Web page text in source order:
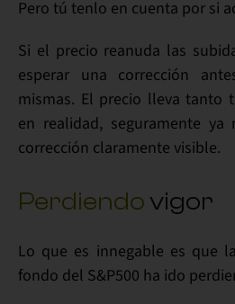
Pero tú tenlo en cuenta por si
Si el precio reanuda las
esperar una corrección
mismas. El precio lleva tanto
en realidad, seguramente ya
corrección claramente visible.
Perdiendovigor
Lo que es innegable es que
fondo del S&P500 ha ido